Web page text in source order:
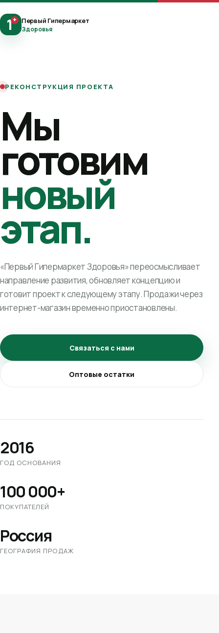
1+ Первый Гипермаркет
Здоровья
РЕКОНСТРУКЦИЯ ПРОЕКТА
Мы
готовим
новый
этап.
«Первый Гипермаркет Здоровья» переосмысливает
направление развития, обновляет концепцию и
готовит проект к следующему этапу. Продажи через
интернет-магазин временно приостановлены.
Связаться с нами
Оптовые остатки
2016
ГОД ОСНОВАНИЯ
100 000+
ПОКУПАТЕЛЕЙ
Россия
ГЕОГРАФИЯ ПРОДАЖ